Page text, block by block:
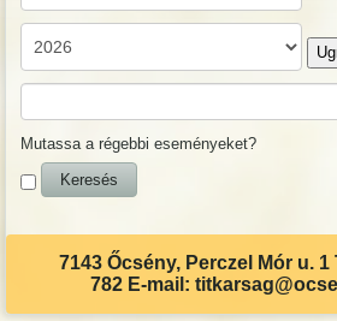
Mutassa a régebbi eseményeket?
7143 Őcsény, Perczel Mór u. 1
782 E-mail: